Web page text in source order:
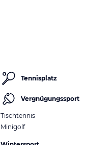
Tennisplatz
Vergnügungssport
Tischtennis
Minigolf